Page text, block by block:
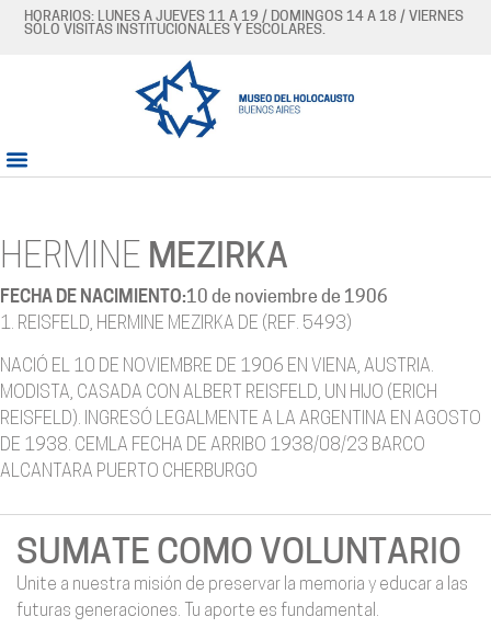
HORARIOS: LUNES A JUEVES 11 A 19 / DOMINGOS 14 A 18 / VIERNES
SÓLO VISITAS INSTITUCIONALES Y ESCOLARES.
HERMINE MEZIRKA
FECHA DE NACIMIENTO:10 de noviembre de 1906
1. REISFELD, HERMINE MEZIRKA DE (REF. 5493)
NACIÓ EL 10 DE NOVIEMBRE DE 1906 EN VIENA, AUSTRIA.
MODISTA, CASADA CON ALBERT REISFELD, UN HIJO (ERICH
REISFELD). INGRESÓ LEGALMENTE A LA ARGENTINA EN AGOSTO
DE 1938. CEMLA FECHA DE ARRIBO 1938/08/23 BARCO
ALCANTARA PUERTO CHERBURGO
SUMATE COMO VOLUNTARIO
Unite a nuestra misión de preservar la memoria y educar a las
futuras generaciones. Tu aporte es fundamental.